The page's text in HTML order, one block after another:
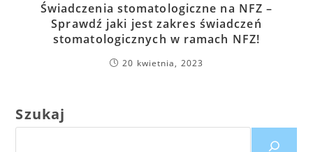
Świadczenia stomatologiczne na NFZ –
Sprawdź jaki jest zakres świadczeń
stomatologicznych w ramach NFZ!
20 kwietnia, 2023
Szukaj